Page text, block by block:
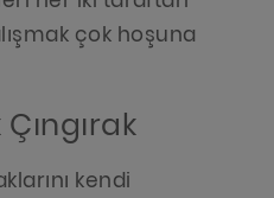
çok hoşuna
Çıngırak
kendi